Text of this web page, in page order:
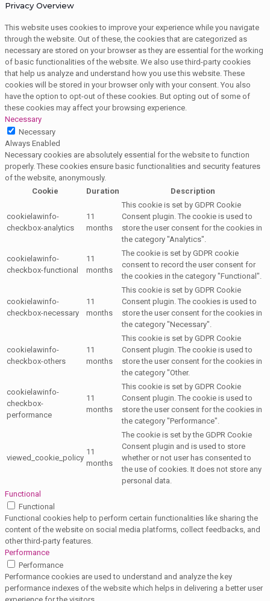
Privacy Overview
This website uses cookies to improve your experience while you navigate
through the website. Out of these, the cookies that are categorized as
necessary are stored on your browser as they are essential for the working
of basic functionalities of the website. We also use third-party cookies
that help us analyze and understand how you use this website. These
cookies will be stored in your browser only with your consent. You also
have the option to opt-out of these cookies. But opting out of some of
these cookies may affect your browsing experience.
Necessary
Necessary
Always Enabled
Necessary cookies are absolutely essential for the website to function
properly. These cookies ensure basic functionalities and security features
of the website, anonymously.
Cookie
Duration Description
cookielawinfo-
checkbox-analytics
11
months
This cookie is set by GDPR Cookie
Consent plugin. The cookie is used to
store the user consent for the cookies in
the category "Analytics".
cookielawinfo-
checkbox-functional
11
months
The cookie is set by GDPR cookie
consent to record the user consent for
the cookies in the category "Functional".
cookielawinfo-
checkbox-necessary
11
months
This cookie is set by GDPR Cookie
Consent plugin. The cookies is used to
store the user consent for the cookies in
the category "Necessary".
cookielawinfo-
checkbox-others
11
months
This cookie is set by GDPR Cookie
Consent plugin. The cookie is used to
store the user consent for the cookies in
the category "Other.
cookielawinfo-
checkbox-
performance
11
months
This cookie is set by GDPR Cookie
Consent plugin. The cookie is used to
store the user consent for the cookies in
the category "Performance".
viewed_cookie_policy
11
months
The cookie is set by the GDPR Cookie
Consent plugin and is used to store
whether or not user has consented to
the use of cookies. It does not store any
personal data.
Functional
Functional
Functional cookies help to perform certain functionalities like sharing the
content of the website on social media platforms, collect feedbacks, and
other third-party features.
Performance
Performance
Performance cookies are used to understand and analyze the key
performance indexes of the website which helps in delivering a better user